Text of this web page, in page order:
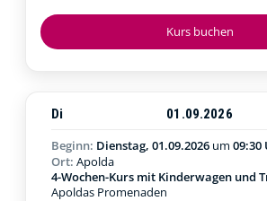
Kurs buchen
Di 01.09.2026
Beginn: Dienstag, 01.09.2026 um 09:30
Ort: Apolda
4-Wochen-Kurs mit Kinderwagen und
Apoldas Promenaden